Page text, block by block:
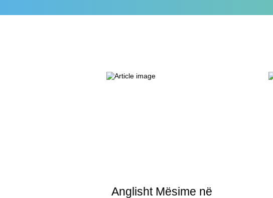
Anglisht Mësime në